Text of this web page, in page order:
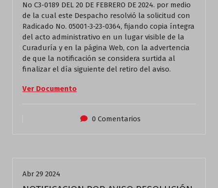
No C3-0189 DEL 20 DE FEBRERO DE 2024. por medio
de la cual este Despacho resolvió la solicitud con
Radicado No. 05001-3-23-0364, fijando copia íntegra
del acto administrativo en un lugar visible de la
Curaduría y en la página Web, con la advertencia
de que la notificación se considera surtida al
finalizar el día siguiente del retiro del aviso.
Ver Documento
0 Comentarios
Abr 29 2024